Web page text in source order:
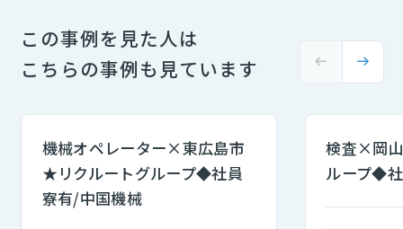
この事例を見た人は
こちらの事例も見ています
機械オペレーター×東広島市
★リクルートグループ◆社員
寮有/中国機械
検査×岡
ループ◆